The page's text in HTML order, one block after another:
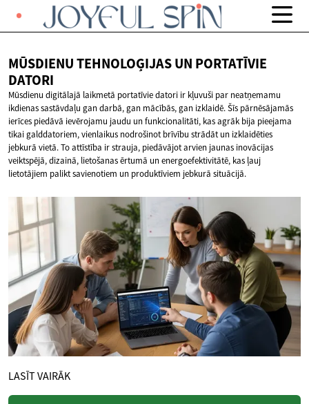
MŪSDIENU TEHNOLOĢIJAS UN PORTATĪVIE
DATORI
Mūsdienu digitālajā laikmetā portatīvie datori ir kļuvuši par neatņemamu
ikdienas sastāvdaļu gan darbā, gan mācībās, gan izklaidē. Šīs pārnēsājamās
ierīces piedāvā ievērojamu jaudu un funkcionalitāti, kas agrāk bija pieejama
tikai galddatoriem, vienlaikus nodrošinot brīvību strādāt un izklaidēties
jebkurā vietā. To attīstība ir strauja, piedāvājot arvien jaunas inovācijas
veiktspējā, dizainā, lietošanas ērtumā un energoefektivitātē, kas ļauj
lietotājiem palikt savienotiem un produktīviem jebkurā situācijā.
LASĪT VAIRĀK